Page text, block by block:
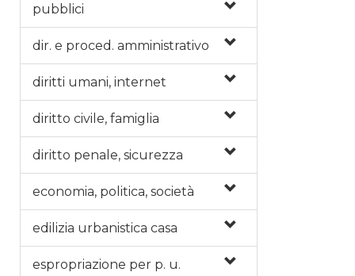
pubblici
dir. e proced. amministrativo
diritti umani, internet
diritto civile, famiglia
diritto penale, sicurezza
economia, politica, società
edilizia urbanistica casa
espropriazione per p. u.